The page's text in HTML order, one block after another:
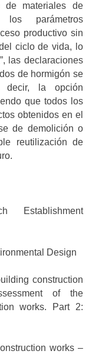
de materiales de
parámetros
productivo sin
ciclo de vida, lo
las declaraciones
de hormigón se
la opción
que todos los
obtenidos en el
de demolición o
reutilización de
Establishment
Design
construction
of the
works. Part 2:
works –